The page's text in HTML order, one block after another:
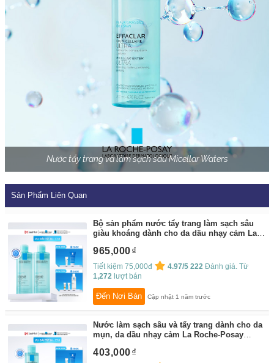
Nước tẩy trang và làm sạch sâu Micellar Waters
Sản Phẩm Liên Quan
Bộ sản phẩm nước tẩy trang làm sạch sâu
giàu khoáng dành cho da dầu nhạy cảm La
Skin 400ml
965,000
Tiết kiệm 75,000đ 4.97/5 222 Đánh giá. Từ
1,272 lượt bán
Đến Nơi Bán Cập nhật 1 năm trước
Nước làm sạch sâu và tẩy trang dành cho da
mụn, da dầu nhạy cảm La Roche-Posay
Posay
403,000